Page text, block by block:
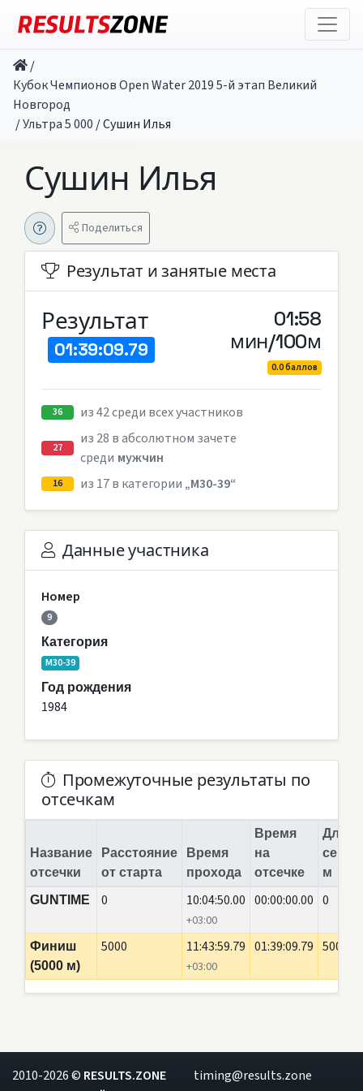
/
Кубок Чемпионов Open Water 2019 5-й этап Великий
Новгород
/Ультра 5 000 /Сушин Илья
Сушин Илья
Поделиться
Результат и занятые места
Результат
01:39:09.79
01:58
мин/100м
0.0 баллов
36 из 42 среди всех участников
27
из 28 в абсолютном зачете
среди мужчин
16 из 17 в категории „M30-39“
Данные участника
Номер
9
Категория
M30-39
Год рождения
1984
Промежуточные результаты по
отсечкам
Название
отсечки
Расстояние
от старта
Время
прохода
Время
на
отсечке
Длина
м
GUNTIME
0 10:04:50.00
+03:00
00:00:00.00 0
Финиш
(5000 м)
5000 11:43:59.79
+03:00
01:39:09.79 5000
2010-2026 © RESULTS.ZONE
timing@results.zone